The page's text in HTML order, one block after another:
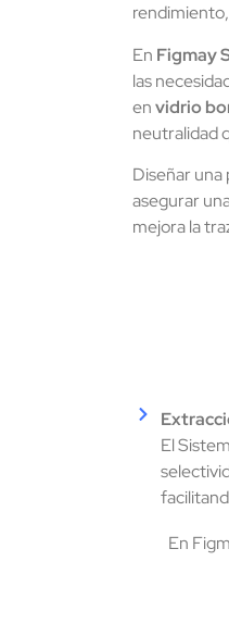
En Figmay
las
envidrio
neutralidad
Diseñar
asegurar
mejora la
El
En